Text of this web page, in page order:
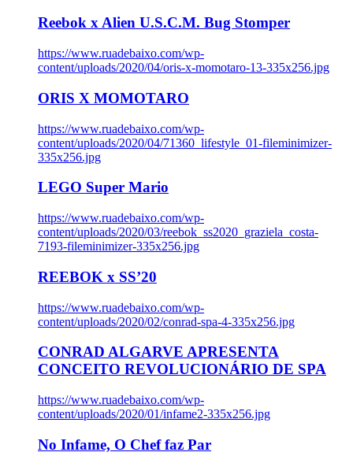
Reebok x Alien U.S.C.M. Bug Stomper
https://www.ruadebaixo.com/wp-
content/uploads/2020/04/oris-x-momotaro-13-335x256.jpg
ORIS X MOMOTARO
https://www.ruadebaixo.com/wp-
content/uploads/2020/04/71360_lifestyle_01-fileminimizer-
335x256.jpg
LEGO Super Mario
https://www.ruadebaixo.com/wp-
content/uploads/2020/03/reebok_ss2020_graziela_costa-
7193-fileminimizer-335x256.jpg
REEBOK x SS’20
https://www.ruadebaixo.com/wp-
content/uploads/2020/02/conrad-spa-4-335x256.jpg
CONRAD ALGARVE APRESENTA
CONCEITO REVOLUCIONÁRIO DE SPA
https://www.ruadebaixo.com/wp-
content/uploads/2020/01/infame2-335x256.jpg
No Infame, O Chef faz Par